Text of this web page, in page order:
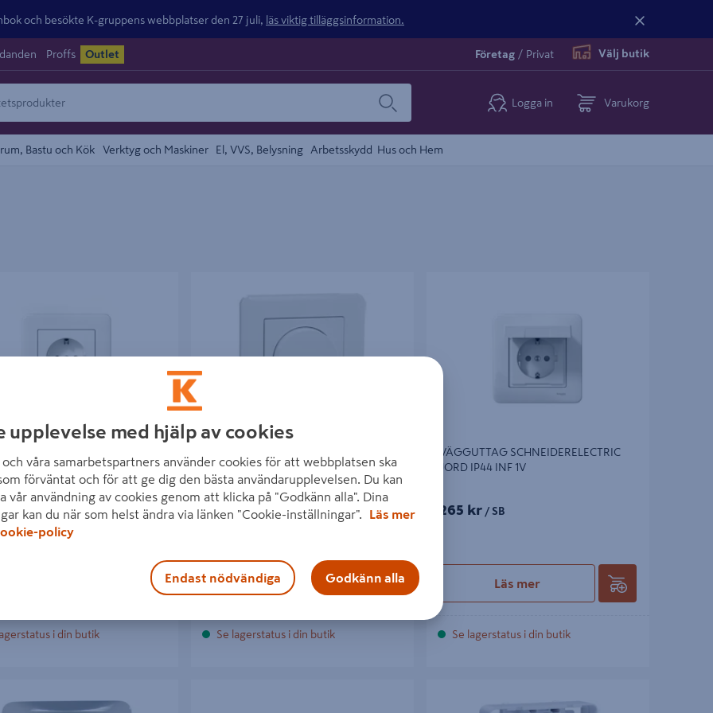
och besökte K-gruppens webbplatser den 27 juli, läs viktig tilläggsinformation.
Proffs Outlet Företag / Privat Välj butik
Logga in Varukorg
Bastu och Kök Verktyg och Maskiner El, VVS, Belysning Arbetsskydd Hus och Hem
EXXACT JO SB
/ SB
i din butik
LED 1-200VA 1-370W
625 kr/ SB
Läs mer
Se lagerstatus i din butik
VÄGGUTTAG SCHNEIDERELECTRIC
JORD IP44 INF 1V
265 kr / SB
Läs mer
Se lagerstatus i din butik
upplevelse med hjälp av cookies
våra samarbetspartners använder cookies för att webbplatsen ska
förväntat och för att ge dig den bästa användarupplevelsen. Du kan
vår användning av cookies genom att klicka på "Godkänn alla". Dina
kan du när som helst ändra via länken "Cookie-inställningar".
Läs mer
policy
Endast nödvändiga Godkänn alla